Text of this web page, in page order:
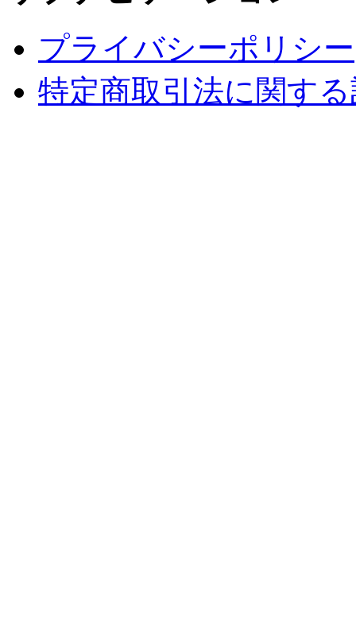
プライバシーポリシー
特定商取引法に関す